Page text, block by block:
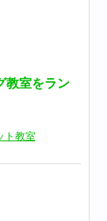
教室をラン
ト教室